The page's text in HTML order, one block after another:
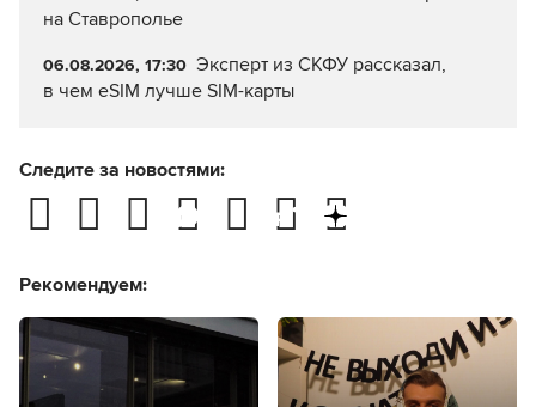
на Ставрополье
06.08.2026, 17:30 Эксперт из СКФУ рассказал,
в чем eSIM лучше SIM-карты
Следите за новостями:
Рекомендуем: